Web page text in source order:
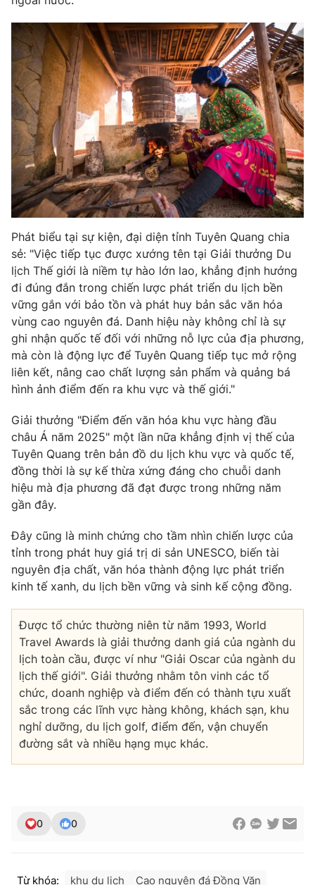
Phát biểu tại sự kiện, đại diện tỉnh Tuyên Quang chia
sẻ: "Việc tiếp tục được xướng tên tại Giải thưởng Du
lịch Thế giới là niềm tự hào lớn lao, khẳng định hướng
đi đúng đắn trong chiến lược phát triển du lịch bền
vững gắn với bảo tồn và phát huy bản sắc văn hóa
vùng cao nguyên đá. Danh hiệu này không chỉ là sự
ghi nhận quốc tế đối với những nỗ lực của địa phương,
mà còn là động lực để Tuyên Quang tiếp tục mở rộng
liên kết, nâng cao chất lượng sản phẩm và quảng bá
hình ảnh điểm đến ra khu vực và thế giới."
Giải thưởng "Điểm đến văn hóa khu vực hàng đầu
châu Á năm 2025" một lần nữa khẳng định vị thế của
Tuyên Quang trên bản đồ du lịch khu vực và quốc tế,
đồng thời là sự kế thừa xứng đáng cho chuỗi danh
hiệu mà địa phương đã đạt được trong những năm
gần đây.
Đây cũng là minh chứng cho tầm nhìn chiến lược của
tỉnh trong phát huy giá trị di sản UNESCO, biến tài
nguyên địa chất, văn hóa thành động lực phát triển
kinh tế xanh, du lịch bền vững và sinh kế cộng đồng.
Được tổ chức thường niên từ năm 1993, World
Travel Awards là giải thưởng danh giá của ngành du
lịch toàn cầu, được ví như "Giải Oscar của ngành du
lịch thế giới". Giải thưởng nhằm tôn vinh các tổ
chức, doanh nghiệp và điểm đến có thành tựu xuất
sắc trong các lĩnh vực hàng không, khách sạn, khu
nghỉ dưỡng, du lịch golf, điểm đến, vận chuyển
đường sắt và nhiều hạng mục khác.
0 0
Từ khóa: khu du lịch
Cao nguyên đá Đồng Văn